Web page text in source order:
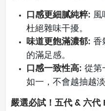
口感更細膩純粹: 風
杜絕雜味干擾。
味道更飽滿濃郁: 香
的滿足感。
口感一致性高: 從第
如一，不會越抽越淡
嚴選必試！五代 & 六代